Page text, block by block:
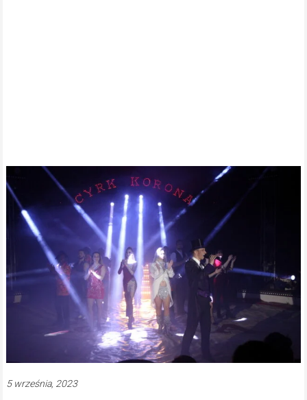
5 września, 2023